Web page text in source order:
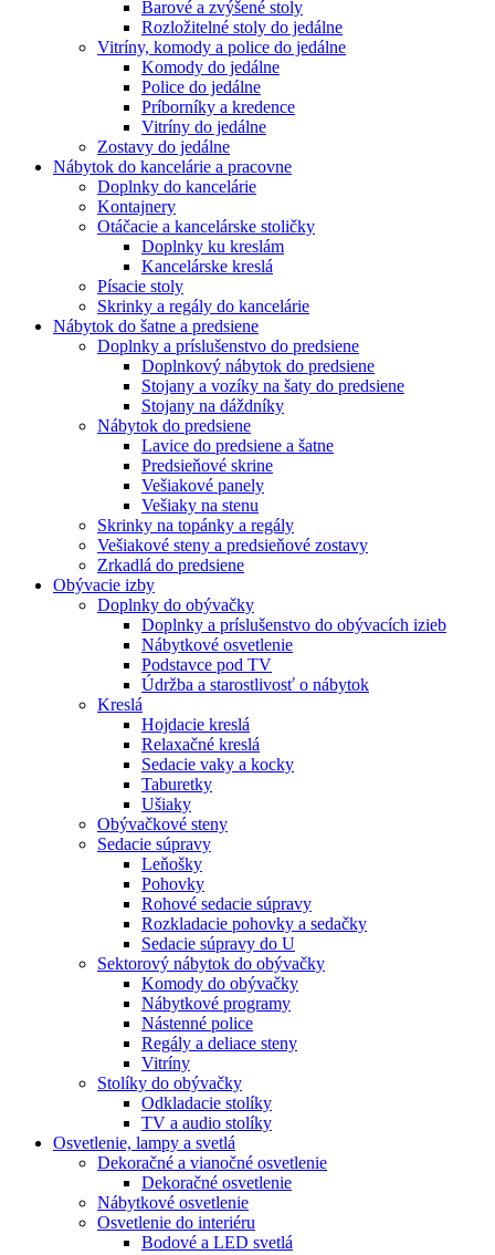
Barové a zvýšené stoly
Rozložitelné stoly do jedálne
Vitríny, komody a police do jedálne
Komody do jedálne
Police do jedálne
Príborníky a kredence
Vitríny do jedálne
Zostavy do jedálne
Nábytok do kancelárie a pracovne
Doplnky do kancelárie
Kontajnery
Otáčacie a kancelárske stoličky
Doplnky ku kreslám
Kancelárske kreslá
Písacie stoly
Skrinky a regály do kancelárie
Nábytok do šatne a predsiene
Doplnky a príslušenstvo do predsiene
Doplnkový nábytok do predsiene
Stojany a vozíky na šaty do predsiene
Stojany na dáždníky
Nábytok do predsiene
Lavice do predsiene a šatne
Predsieňové skrine
Vešiakové panely
Vešiaky na stenu
Skrinky na topánky a regály
Vešiakové steny a predsieňové zostavy
Zrkadlá do predsiene
Obývacie izby
Doplnky do obývačky
Doplnky a príslušenstvo do obývacích izieb
Nábytkové osvetlenie
Podstavce pod TV
Údržba a starostlivosť o nábytok
Kreslá
Hojdacie kreslá
Relaxačné kreslá
Sedacie vaky a kocky
Taburetky
Ušiaky
Obývačkové steny
Sedacie súpravy
Leňošky
Pohovky
Rohové sedacie súpravy
Rozkladacie pohovky a sedačky
Sedacie súpravy do U
Sektorový nábytok do obývačky
Komody do obývačky
Nábytkové programy
Nástenné police
Regály a deliace steny
Vitríny
Stolíky do obývačky
Odkladacie stolíky
TV a audio stolíky
Osvetlenie, lampy a svetlá
Dekoračné a vianočné osvetlenie
Dekoračné osvetlenie
Nábytkové osvetlenie
Osvetlenie do interiéru
Bodové a LED svetlá